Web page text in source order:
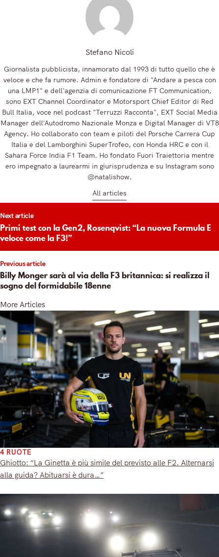
Stefano Nicoli
Giornalista pubblicista, innamorato dal 1993 di tutto quello che è
veloce e che fa rumore. Admin e fondatore di "Andare a pesca con
una LMP1" e dell'agenzia di comunicazione FT Communication,
sono EXT Channel Coordinator e Motorsport Chief Editor di Red
Bull Italia, voce nel podcast "Terruzzi Racconta", EXT Social Media
Manager dell'Autodromo Nazionale Monza e Digital Manager di VT8
Agency. Ho collaborato con team e piloti del Porsche Carrera Cup
Italia e del Lamborghini SuperTrofeo, con Honda HRC e con il
Sahara Force India F1 Team. Ho fondato Fuori Traiettoria mentre
ero impegnato a laurearmi in giurisprudenza e su Instagram sono
@natalishow.
All articles
Previous article
Billy Monger sarà al via della F3 britannica: si realizza il
sogno del formidabile 18enne
Next article
Primi test con la Gen2, Rosenqvist: “La nuova Formula E
veloce come la F3!”
More Articles
4 RUOTE
Ghiotto: “La Ginetta è più simile del previsto alle F2. Alternarsi
alla guida? Abituarsi è dura…”